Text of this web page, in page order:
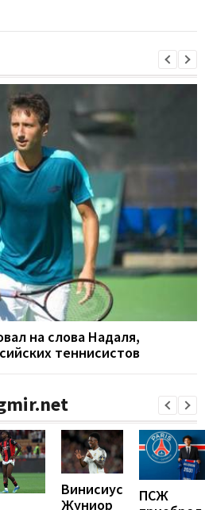
на слова Надаля,
теннисистов
Винисиус
Жуниор
ПСЖ